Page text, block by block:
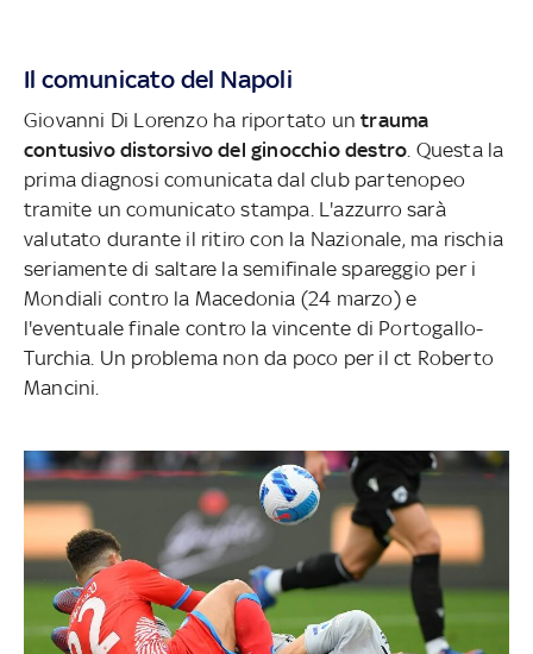
Il comunicato del Napoli
Giovanni Di Lorenzo ha riportato untrauma
contusivo distorsivo del ginocchio destro . Questa la
prima diagnosi comunicata dal club partenopeo
tramite un comunicato stampa. L'azzurro sarà
valutato durante il ritiro con la Nazionale, ma rischia
seriamente di saltare la semifinale spareggio per i
Mondiali contro la Macedonia (24 marzo) e
l'eventuale finale contro la vincente di Portogallo-
Turchia. Un problema non da poco per il ct Roberto
Mancini.